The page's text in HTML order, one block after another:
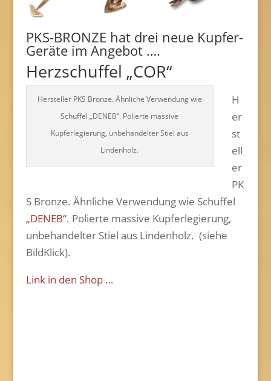
PKS-BRONZE hat drei neue Kupfer-
Geräte im Angebot ….
Herzschuffel „COR“
Hersteller PKS Bronze. Ähnliche Verwendung wie
Schuffel „DENEB“. Polierte massive
Kupferlegierung, unbehandelter Stiel aus
Lindenholz.
H
er
st
ell
er
PK
S Bronze. Ähnliche Verwendung wie Schuffel
„DENEB“. Polierte massive Kupferlegierung,
unbehandelter Stiel aus Lindenholz. (siehe
BildKlick).
Link in den Shop …